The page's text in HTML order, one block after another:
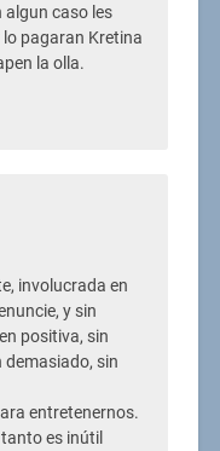
caso les
pagaran Kretina
la olla.
involucrada en
y sin
positiva, sin
demasiado, sin
entretenernos.
es inútil